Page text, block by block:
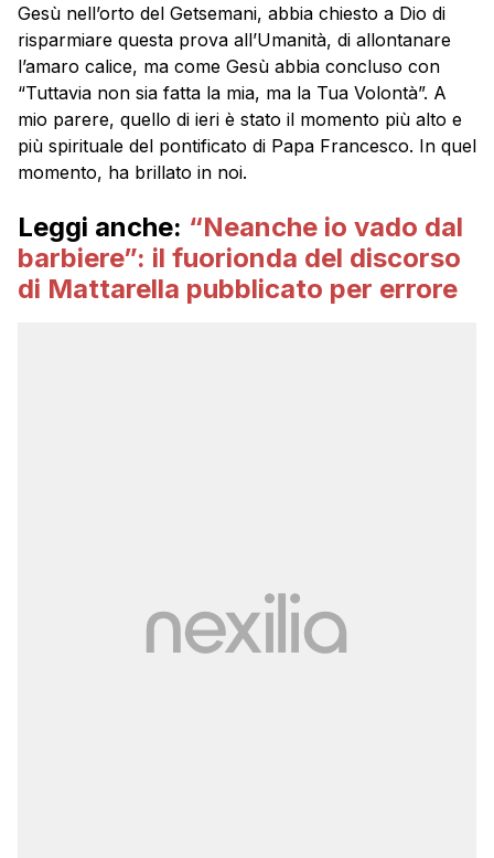
Gesù nell’orto del Getsemani, abbia chiesto a Dio di
risparmiare questa prova all’Umanità, di allontanare
l’amaro calice, ma come Gesù abbia concluso con
“Tuttavia non sia fatta la mia, ma la Tua Volontà”. A
mio parere, quello di ieri è stato il momento più alto e
più spirituale del pontificato di Papa Francesco. In quel
momento, ha brillato in noi.
Leggi anche: “Neanche io vado dal
barbiere”: il fuorionda del discorso
di Mattarella pubblicato per errore